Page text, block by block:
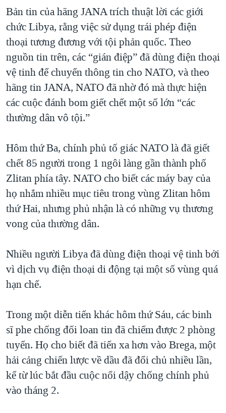
Bản tin của hãng JANA trích thuật lời các giới
chức Libya, rằng việc sử dụng trái phép điện
thoại tương đương với tội phản quốc. Theo
nguồn tin trên, các “gián điệp” đã dùng điện thoại
vệ tinh để chuyển thông tin cho NATO, và theo
hãng tin JANA, NATO đã nhờ đó mà thực hiện
các cuộc đánh bom giết chết một số lớn “các
thường dân vô tội.”
Hôm thứ Ba, chính phủ tố giác NATO là đã giết
chết 85 người trong 1 ngôi làng gần thành phố
Zlitan phía tây. NATO cho biết các máy bay của
họ nhắm nhiều mục tiêu trong vùng Zlitan hôm
thứ Hai, nhưng phủ nhận là có những vụ thương
vong của thường dân.
Nhiều người Libya đã dùng điện thoại vệ tinh bởi
vì dịch vụ điện thoại di động tại một số vùng quá
hạn chế.
Trong một diễn tiến khác hôm thứ Sáu, các binh
sĩ phe chống đối loan tin đã chiếm được 2 phòng
tuyến. Họ cho biết đã tiến xa hơn vào Brega, một
hải cảng chiến lược về dầu đã đổi chủ nhiều lần,
kể từ lúc bắt đầu cuộc nổi dậy chống chính phủ
vào tháng 2.